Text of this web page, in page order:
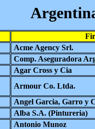
Acme Agency Srl.
Comp. Aseguradora
Agar Cross y Cia
Armour Co. Ltda.
Angel Garcia, Garro y
Alba S.A. (Pintureria)
Antonio Munoz